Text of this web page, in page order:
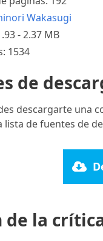
Wakasugi
- 2.37 MB
1534
de
descargarte una
lista de fuentes de
de la